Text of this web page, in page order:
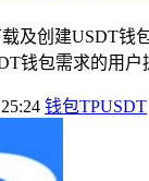
及创建USDT
钱包需求的用
钱包TPUSDT